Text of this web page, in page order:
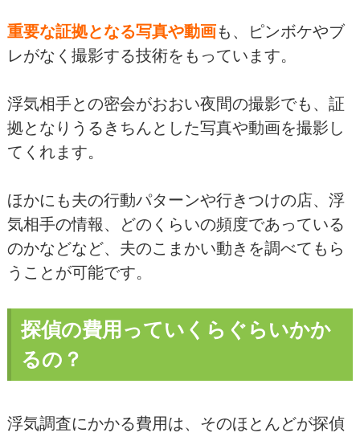
重要な証拠となる写真や動画も、ピンボケやブ
レがなく撮影する技術をもっています。
浮気相手との密会がおおい夜間の撮影でも、証
拠となりうるきちんとした写真や動画を撮影し
てくれます。
ほかにも夫の行動パターンや行きつけの店、浮
気相手の情報、どのくらいの頻度であっている
のかなどなど、夫のこまかい動きを調べてもら
うことが可能です。
探偵の費用っていくらぐらいかか
るの？
浮気調査にかかる費用は、そのほとんどが探偵